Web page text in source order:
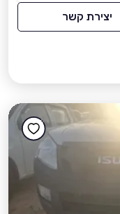
יצירת קשר